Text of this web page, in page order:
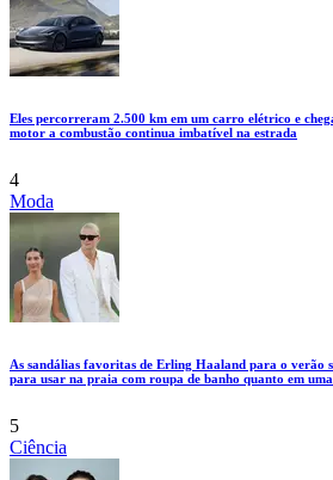
Eles percorreram 2.500 km em um carro elétrico e
motor a combustão continua imbatível na estrada
4
Moda
As sandálias favoritas de Erling Haaland para o verão
para usar na praia com roupa de banho quanto em
5
Ciência